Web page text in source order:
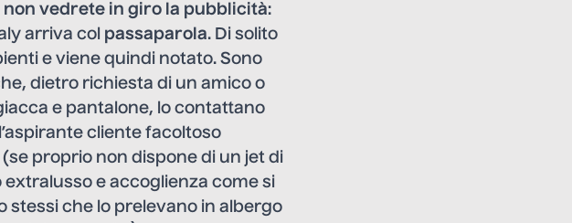
non vedrete in giro la pubblicità:
arriva col passaparola. Di solito
e viene quindi notato. Sono
dietro richiesta di un amico o
e pantalone, lo contattano
cliente facoltoso
proprio non dispone di un jet di
e accoglienza come si
stessi che lo prelevano in albergo